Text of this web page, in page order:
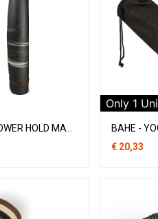
BAHE - POWER HOLD MAT - ANTHRACITE MARBLE
Only 1
€ 20,33